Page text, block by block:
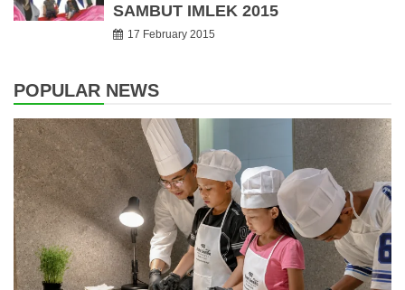
SAMBUT IMLEK 2015
17 February 2015
POPULAR NEWS